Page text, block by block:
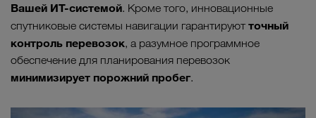
Вашей ИТ-системой. Кроме того, инновационные
спутниковые системы навигации гарантируют точный
контроль перевозок, а разумное программное
обеспечение для планирования перевозок
минимизирует порожний пробег.